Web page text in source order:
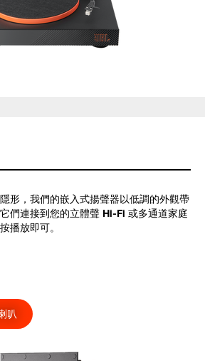
形，我們的嵌入式揚聲器以低調的外觀帶
們連接到您的立體聲 Hi-Fi 或多通道家庭
播放即可。
叭